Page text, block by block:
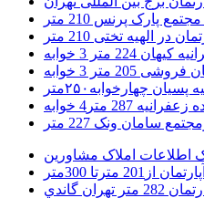
پارک پرنس 210 متر
در الهیه تختی 210 متر
متر 3 خوابه
متر 3 خوابه
چهارخوابه۲۵۰متر
287 متر4 خوابه
سامان ونک 227 متر
اطلاعات املاک مشاورين
مترتا 300متر
تهران گاندي